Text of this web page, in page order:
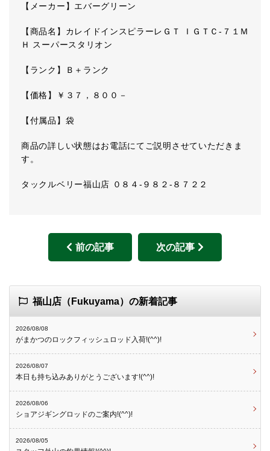
【メーカー】エバーグリーン
【商品名】カレイドインスピラーレＧＴ ＩＧＴＣ-７１Ｍ
Ｈ スーパースタリオン
【ランク】Ｂ＋ランク
【価格】￥３７，８００－
【付属品】袋
商品の詳しい状態はお電話にてご説明させていただきま
す。
タックルベリー福山店 ０８４-９８２-８７２２
前の記事 次の記事
福山店（Fukuyama）の新着記事
2026/08/08
がまかつのロックフィッシュロッド入荷!(^^)!
2026/08/07
本日も持ち込みありがとうございます!(^^)!
2026/08/06
ショアジギングロッドのご案内!(^^)!
2026/08/05